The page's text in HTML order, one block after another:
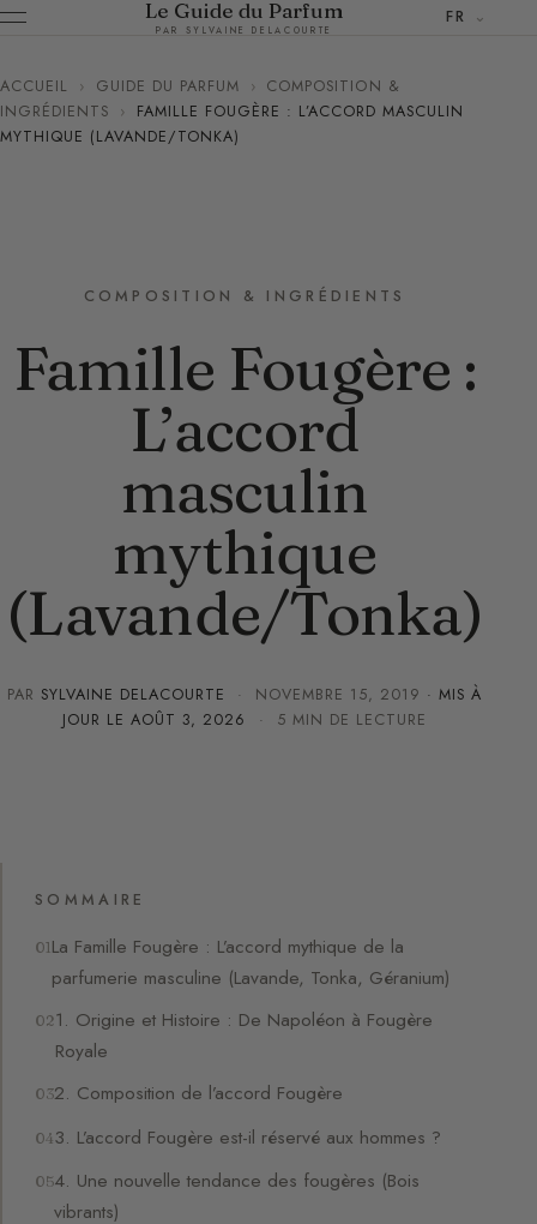
Le Guide du Parfum
PAR SYLVAINE DELACOURTE
FR
ACCUEIL › GUIDE DU PARFUM › COMPOSITION &
INGRÉDIENTS
›
FAMILLE FOUGÈRE : L’ACCORD MASCULIN
MYTHIQUE (LAVANDE/TONKA)
COMPOSITION & INGRÉDIENTS
Famille Fougère :
L’accord
masculin
mythique
(Lavande/Tonka)
PAR SYLVAINE DELACOURTE · NOVEMBRE 15, 2019 · MIS À
JOUR LEAOÛT 3, 2026 · 5 MIN DE LECTURE
SOMMAIRE
La Famille Fougère : L’accord mythique de la
parfumerie masculine (Lavande, Tonka, Géranium)
1. Origine et Histoire : De Napoléon à Fougère
Royale
2. Composition de l’accord Fougère
3. L’accord Fougère est-il réservé aux hommes ?
4. Une nouvelle tendance des fougères (Bois
vibrants)